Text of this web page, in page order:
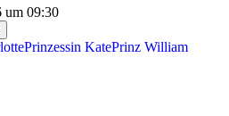
um 09:30
Prinzessin KatePrinz William